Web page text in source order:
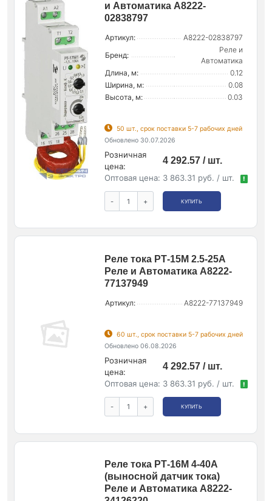
и Автоматика A8222-
02838797
Артикул:
A8222-02838797
Бренд:
Реле и
Автоматика
Длина, м:
0.12
Ширина, м:
0.08
Высота, м:
0.03
50 шт., срок поставки 5-7 рабочих дней
Обновлено 30.07.2026
Розничная
цена:
4 292.57 / шт.
Оптовая цена: 3 863.31 руб. / шт. !
- + КУПИТЬ
Реле тока РТ-15М 2.5-25А
Реле и Автоматика A8222-
77137949
Артикул: A8222-77137949
60 шт., срок поставки 5-7 рабочих дней
Обновлено 06.08.2026
Розничная
цена:
4 292.57 / шт.
Оптовая цена: 3 863.31 руб. / шт. !
- + КУПИТЬ
Реле тока РТ-16М 4-40А
(выносной датчик тока)
Реле и Автоматика A8222-